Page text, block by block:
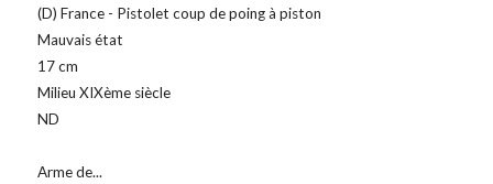
(D) France - Pistolet coup de poing à piston
Mauvais état
17 cm
Milieu XIXème siècle
ND
Arme de...